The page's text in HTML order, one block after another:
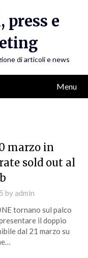
press e
di articoli e news
Menu
marzo in
sold out al
by admin
tornano sul palco
il doppio
dal 21 marzo su